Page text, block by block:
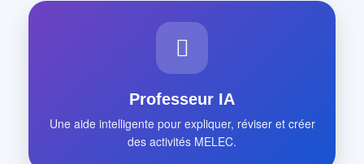
Professeur IA
Une aide intelligente pour expliquer, réviser et créer
des activités MELEC.